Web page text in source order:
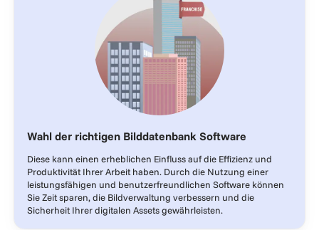
Wahl der richtigen Bilddatenbank Software
Diese kann einen erheblichen Einfluss auf die Effizienz und
Produktivität Ihrer Arbeit haben. Durch die Nutzung einer
leistungsfähigen und benutzerfreundlichen Software können
Sie Zeit sparen, die Bildverwaltung verbessern und die
Sicherheit Ihrer digitalen Assets gewährleisten.